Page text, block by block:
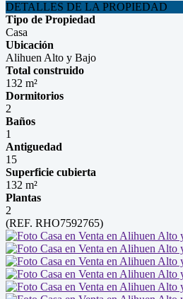
DETALLES DE LA PROPIEDAD
Tipo de Propiedad
Casa
Ubicación
Alihuen Alto y Bajo
Total construido
132 m²
Dormitorios
2
Baños
1
Antiguedad
15
Superficie cubierta
132 m²
Plantas
2
(REF. RHO7592765)